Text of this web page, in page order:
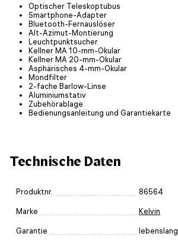
Optischer Teleskoptubus
Smartphone-Adapter
Bluetooth-Fernauslöser
Alt-Azimut-Montierung
Leuchtpunktsucher
Kellner MA 10-mm-Okular
Kellner MA 20-mm-Okular
Asphärisches 4-mm-Okular
Mondfilter
2-fache Barlow-Linse
Aluminiumstativ
Zubehörablage
Bedienungsanleitung und Garantiekarte
Technische Daten
Produktnr. 86564
Marke Kelvin
Garantie lebenslang